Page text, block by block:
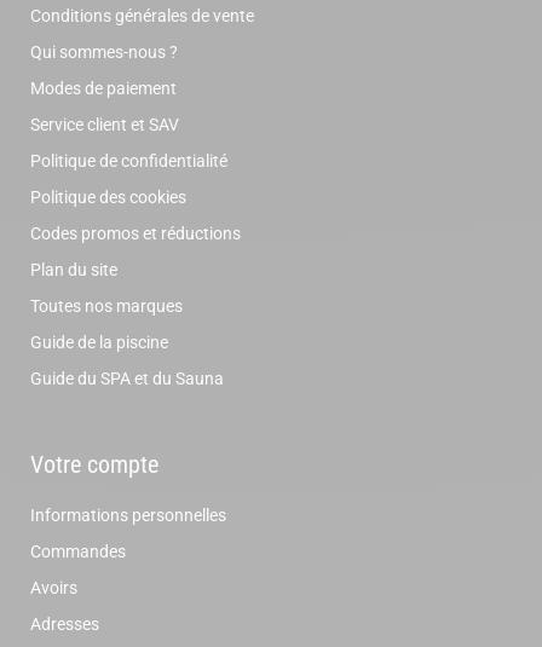
Conditions générales de vente
Qui sommes-nous ?
Modes de paiement
Service client et SAV
Politique de confidentialité
Politique des cookies
Codes promos et réductions
Plan du site
Toutes nos marques
Guide de la piscine
Guide du SPA et du Sauna
Votre compte
Informations personnelles
Commandes
Avoirs
Adresses